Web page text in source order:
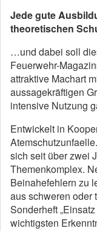
Jede gute
theoretischen
…und dabei soll
Feuerwehr-
attraktive Machart
aussagekräftigen
intensive Nutzung
Entwickelt in
sich seit über zwei
Themenkomplex.
Beinahefehlern zu
aus schweren oder
Sonderheft
wichtigsten